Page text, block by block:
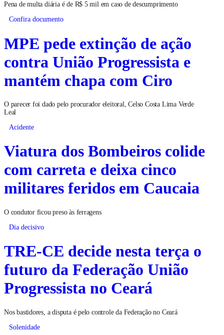
Pena de multa diária é de R$ 5 mil em caso de descumprimento
Confira documento
MPE pede extinção de ação
contra União Progressista e
mantém chapa com Ciro
O parecer foi dado pelo procurador eleitoral, Celso Costa Lima Verde
Leal
Acidente
Viatura dos Bombeiros colide
com carreta e deixa cinco
militares feridos em Caucaia
O condutor ficou preso às ferragens
Dia decisivo
TRE-CE decide nesta terça o
futuro da Federação União
Progressista no Ceará
Nos bastidores, a disputa é pelo controle da Federação no Ceará
Solenidade